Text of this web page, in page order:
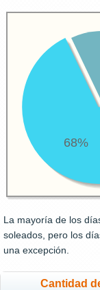
68%
La mayoría de los
soleados, pero los
una excepción.
Cantidad